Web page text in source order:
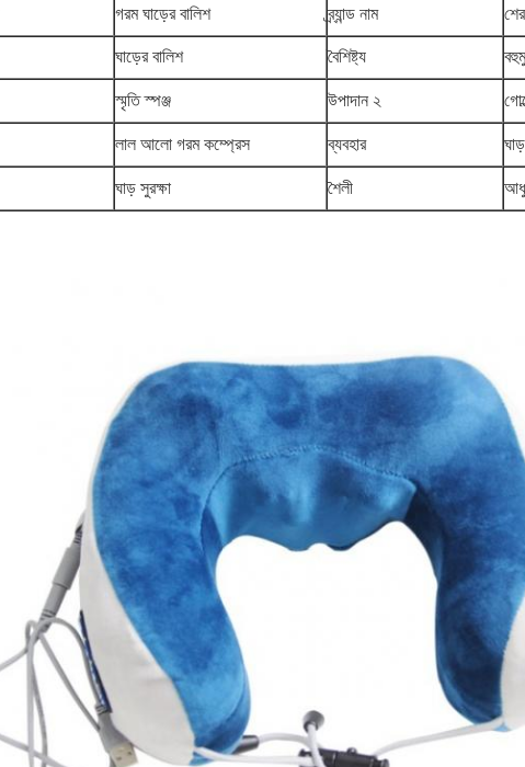
গরম ঘাড়ের বালিশ ব্র্যান্ড নাম
ঘাড়ের বালিশ বৈশিষ্ট্য
স্মৃতি স্পঞ্জ উপাদান ২
লাল আলো গরম কম্প্রেস ব্যবহার ঘাড়
ঘাড় সুরক্ষা শৈলী